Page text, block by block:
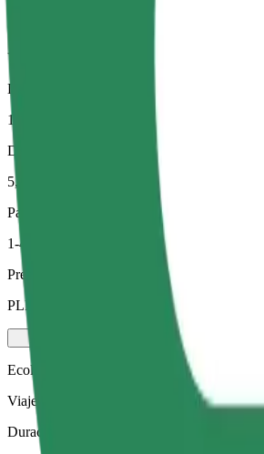
Viajes en coches con más espacio para
Duración estimada del viaje
10 min
Distancia estimada
5,9 km
Pasajeros
1-4
Precio estimado
PLN 32,20
Ecológico
Viajes eficientes en vehículos híbridos y
Duración estimada del viaje